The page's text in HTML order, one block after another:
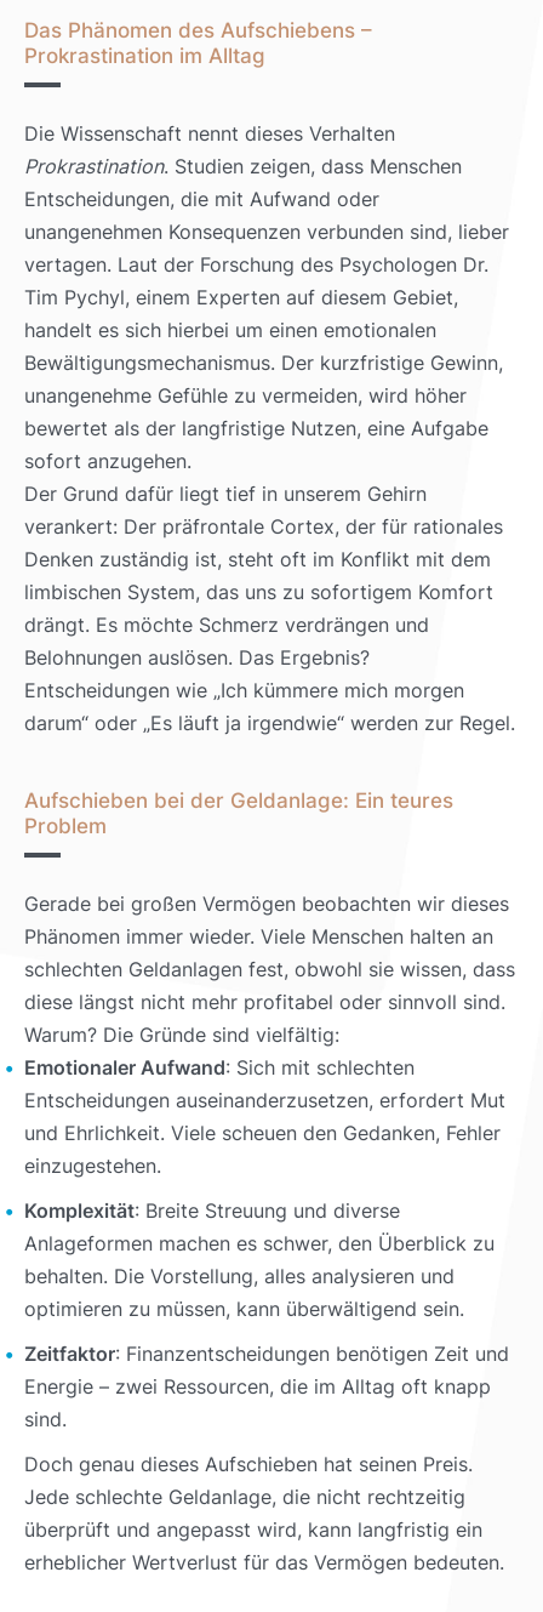
Das Phänomen des Aufschiebens –
Prokrastination im Alltag
Die Wissenschaft nennt dieses Verhalten
Prokrastination. Studien zeigen, dass Menschen
Entscheidungen, die mit Aufwand oder
unangenehmen Konsequenzen verbunden sind, lieber
vertagen. Laut der Forschung des Psychologen Dr.
Tim Pychyl, einem Experten auf diesem Gebiet,
handelt es sich hierbei um einen emotionalen
Bewältigungsmechanismus. Der kurzfristige Gewinn,
unangenehme Gefühle zu vermeiden, wird höher
bewertet als der langfristige Nutzen, eine Aufgabe
sofort anzugehen.
Der Grund dafür liegt tief in unserem Gehirn
verankert: Der präfrontale Cortex, der für rationales
Denken zuständig ist, steht oft im Konflikt mit dem
limbischen System, das uns zu sofortigem Komfort
drängt. Es möchte Schmerz verdrängen und
Belohnungen auslösen. Das Ergebnis?
Entscheidungen wie „Ich kümmere mich morgen
darum“ oder „Es läuft ja irgendwie“ werden zur Regel.
Aufschieben bei der Geldanlage: Ein teures
Problem
Gerade bei großen Vermögen beobachten wir dieses
Phänomen immer wieder. Viele Menschen halten an
schlechten Geldanlagen fest, obwohl sie wissen, dass
diese längst nicht mehr profitabel oder sinnvoll sind.
Warum? Die Gründe sind vielfältig:
Emotionaler Aufwand: Sich mit schlechten
Entscheidungen auseinanderzusetzen, erfordert Mut
und Ehrlichkeit. Viele scheuen den Gedanken, Fehler
einzugestehen.
Komplexität: Breite Streuung und diverse
Anlageformen machen es schwer, den Überblick zu
behalten. Die Vorstellung, alles analysieren und
optimieren zu müssen, kann überwältigend sein.
Zeitfaktor: Finanzentscheidungen benötigen Zeit und
Energie – zwei Ressourcen, die im Alltag oft knapp
sind.
Doch genau dieses Aufschieben hat seinen Preis.
Jede schlechte Geldanlage, die nicht rechtzeitig
überprüft und angepasst wird, kann langfristig ein
erheblicher Wertverlust für das Vermögen bedeuten.